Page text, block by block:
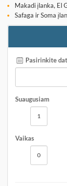
Makadi įlanka, El
Safaga ir Soma
Pasirinkite
Suaugusiam
Vaikas